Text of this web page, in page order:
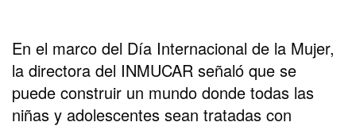
En el marco del Día Internacional de la Mujer,
la directora del INMUCAR señaló que se
puede construir un mundo donde todas las
niñas y adolescentes sean tratadas con